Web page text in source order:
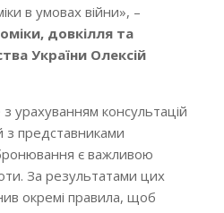
в умовах війни», –
довкілля та
України Олексій
урахуванням консультацій
з представниками
є важливою
За результатами цих
окремі правила, щоб